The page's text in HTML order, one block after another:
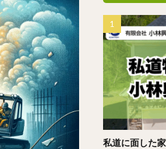
私道に面した